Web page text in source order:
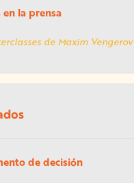
en la prensa
de Maxim Vengerov
de decisión